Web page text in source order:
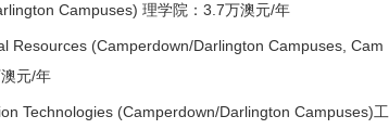
Campuses) 理学院：3.7万澳元/年
(Camperdown/Darlington Campuses, Cam
元/年
Technologies (Camperdown/Darlington Campuses)工